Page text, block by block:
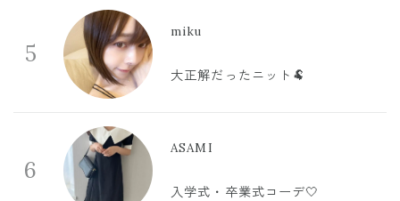
5
miku
大正解だったニット🐏
6
ASAMI
入学式・卒業式コーデ🤍